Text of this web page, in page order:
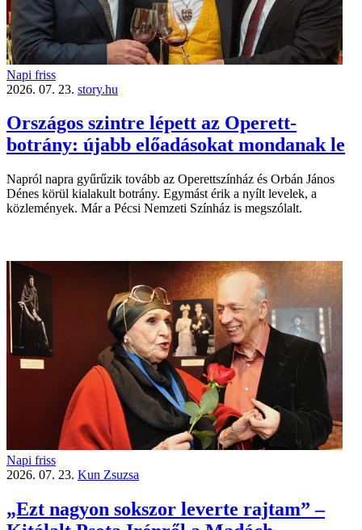
Napi friss
2026. 07. 23. story.hu
Országos szintre lépett az Operett-
botrány: újabb előadásokat mondanak le
Napról napra gyűrűzik tovább az Operettszínház és Orbán János
Dénes körül kialakult botrány. Egymást érik a nyílt levelek, a
közlemények. Már a Pécsi Nemzeti Színház is megszólalt.
Napi friss
2026. 07. 23. Kun Zsuzsa
„Ezt nagyon sokszor leverte rajtam” –